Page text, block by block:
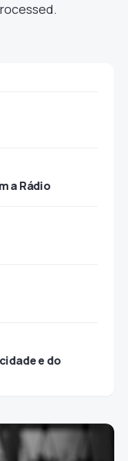
a Rádio
e do